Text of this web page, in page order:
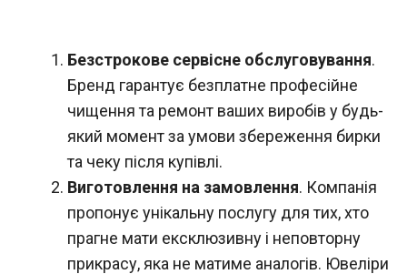
Безстрокове сервісне обслуговування.
Бренд гарантує безплатне професійне
чищення та ремонт ваших виробів у будь-
який момент за умови збереження бирки
та чеку після купівлі.
Виготовлення на замовлення. Компанія
пропонує унікальну послугу для тих, хто
прагне мати ексклюзивну і неповторну
прикрасу, яка не матиме аналогів. Ювеліри